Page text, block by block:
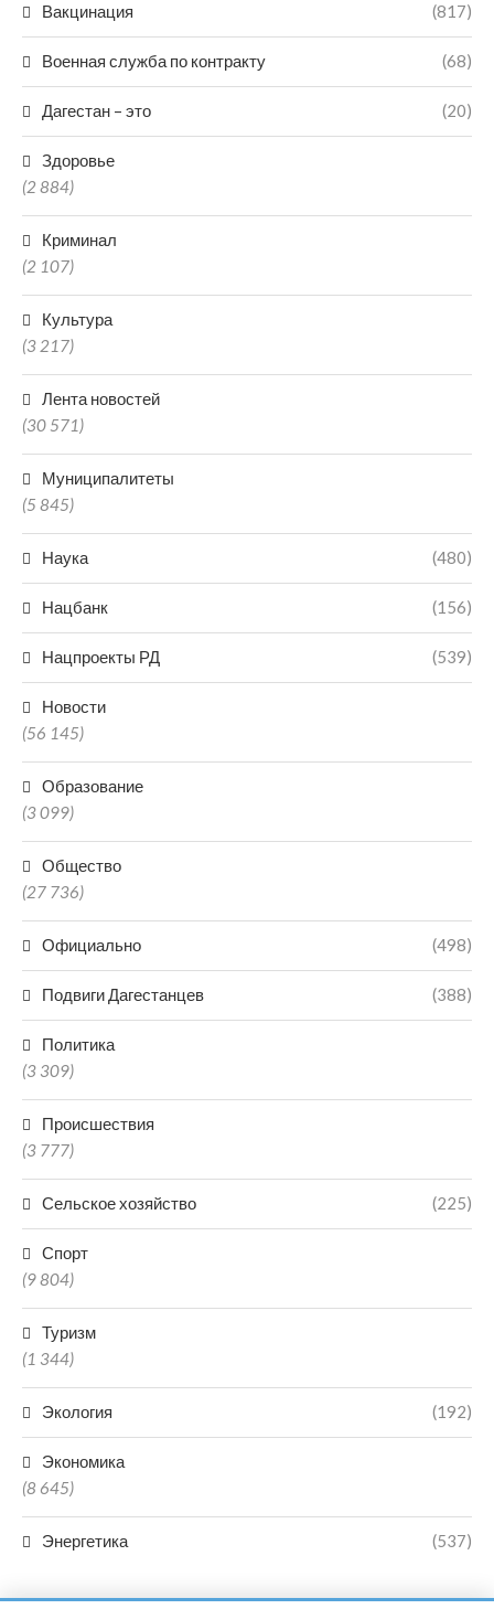
Вакцинация (817)
Военная служба по контракту (68)
Дагестан – это (20)
Здоровье
(2 884)
Криминал
(2 107)
Культура
(3 217)
Лента новостей
(30 571)
Муниципалитеты
(5 845)
Наука (480)
Нацбанк (156)
Нацпроекты РД (539)
Новости
(56 145)
Образование
(3 099)
Общество
(27 736)
Официально (498)
Подвиги Дагестанцев (388)
Политика
(3 309)
Происшествия
(3 777)
Сельское хозяйство (225)
Спорт
(9 804)
Туризм
(1 344)
Экология (192)
Экономика
(8 645)
Энергетика (537)